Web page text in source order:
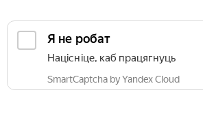
Я не робат
Націсніце, каб працягнуць
SmartCaptcha by Yandex Cloud